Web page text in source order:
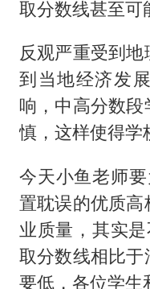
取分数线甚至可
反观严重受到
到当地经济发
响，中高分数
慎，这样使得学
今天小鱼老师
置耽误的优质
业质量，其实
取分数线相比
要低，各位学生